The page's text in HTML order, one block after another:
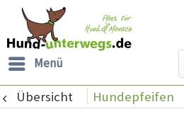
Menü
Übersicht Hundepfeifen